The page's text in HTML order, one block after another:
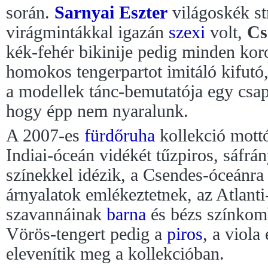
során. Sarnyai Eszter világoskék
virágmintákkal igazán szexi volt,
kék-fehér bikinije pedig minden
homokos tengerpartot imitáló
a modellek tánc-bemutatója egy
hogy épp nem nyaralunk.
A 2007-es fürdőruha kollekció
Indiai-óceán vidékét tűzpiros,
színekkel idézik, a Csendes-
árnyalatok emlékeztetnek, az
szavannáinak barna és bézs
Vörös-tengert pedig a piros, a viola
elevenítik meg a kollekcióban.